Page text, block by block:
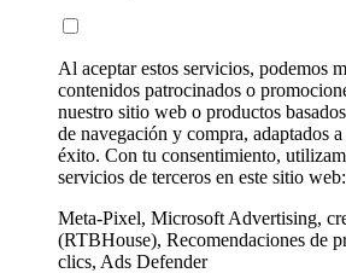
Al aceptar estos servicios, podemos
contenidos patrocinados o
nuestro sitio web o productos
de navegación y compra, adaptados
éxito. Con tu consentimiento,
servicios de terceros en este sitio web:
Meta-Pixel, Microsoft Advertising,
(RTBHouse), Recomendaciones de
clics, Ads Defender